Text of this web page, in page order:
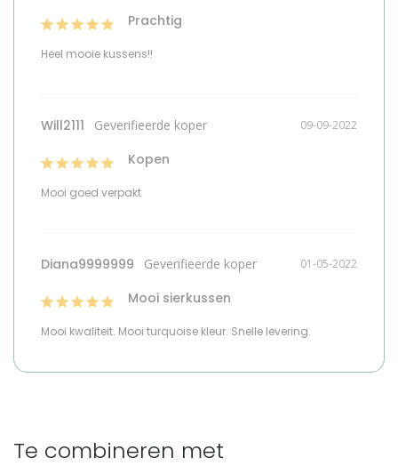
Prachtig
Heel mooie kussens!!
09-09-2022
Will2111
Kopen
Mooi goed verpakt
01-05-2022
Diana9999999
Mooi sierkussen
Mooi kwaliteit. Mooi turquoise kleur. Snelle levering.
Te combineren met